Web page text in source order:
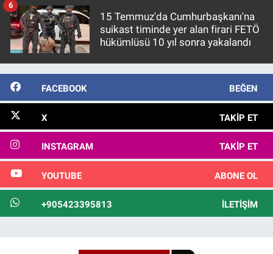
15 Temmuz'da Cumhurbaşkanı'na
suikast timinde yer alan firari FETÖ
hükümlüsü 10 yıl sonra yakalandı
6
FACEBOOK BEĞEN
X TAKIP ET
INSTAGRAM TAKIP ET
YOUTUBE ABONE OL
+905423395813 İLETIŞIM